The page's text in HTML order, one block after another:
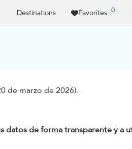
Destinations Favorites 0
de marzo de 2026).
datos de forma transparente y a